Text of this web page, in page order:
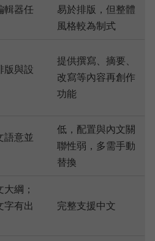
輯器任
易於排版，但整體
風格較為制式
版與設
提供撰寫、摘要、
改寫等內容再創作
功能
語意並
低，配置與內文關
聯性弱，多需手動
替換
綱；
字有出
完整支援中文